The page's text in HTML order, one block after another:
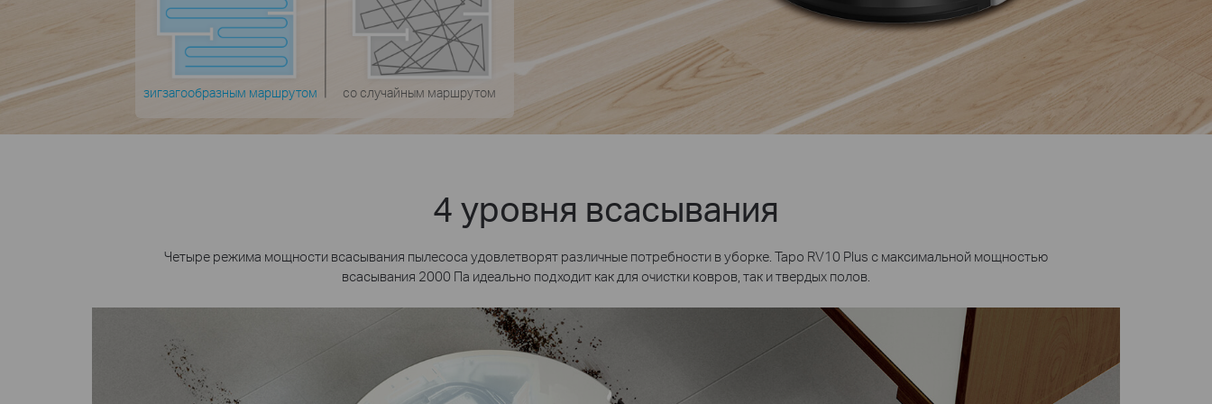
зигзагообразным маршрутом со случайным маршрутом
4 уровня всасывания
Четыре режима мощности всасывания пылесоса удовлетворят различные потребности в уборке. Tapo RV10 Plus с максимальной мощностью
всасывания 2000 Па идеально подходит как для очистки ковров, так и твердых полов.